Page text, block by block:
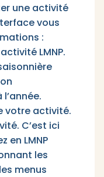
une activité
vous
:
LMNP.
votre activité.
C’est ici
en LMNP
les
menus